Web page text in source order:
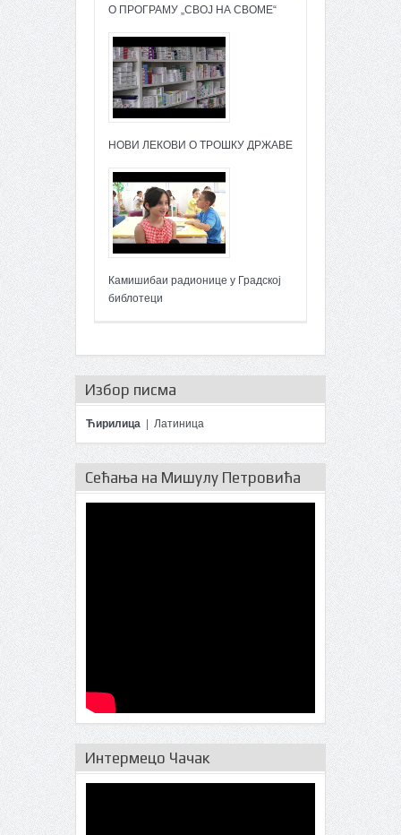
О ПРОГРАМУ „СВОЈ НА СВОМЕ“
НОВИ ЛЕКОВИ О ТРОШКУ ДРЖАВЕ
Камишибаи радионице у Градској
библотеци
Избор писма
Ћирилица Латиница
Сећања на Мишулу Петровића
Интермецо Чачак